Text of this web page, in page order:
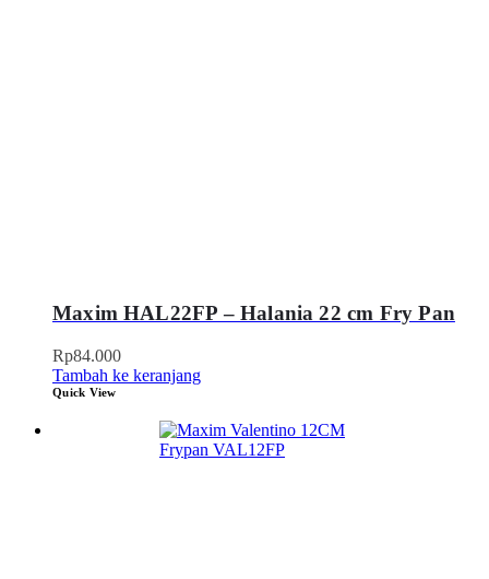
Maxim HAL22FP – Halania 22 cm Fry Pan
Rp84.000
Tambah ke keranjang
Quick View